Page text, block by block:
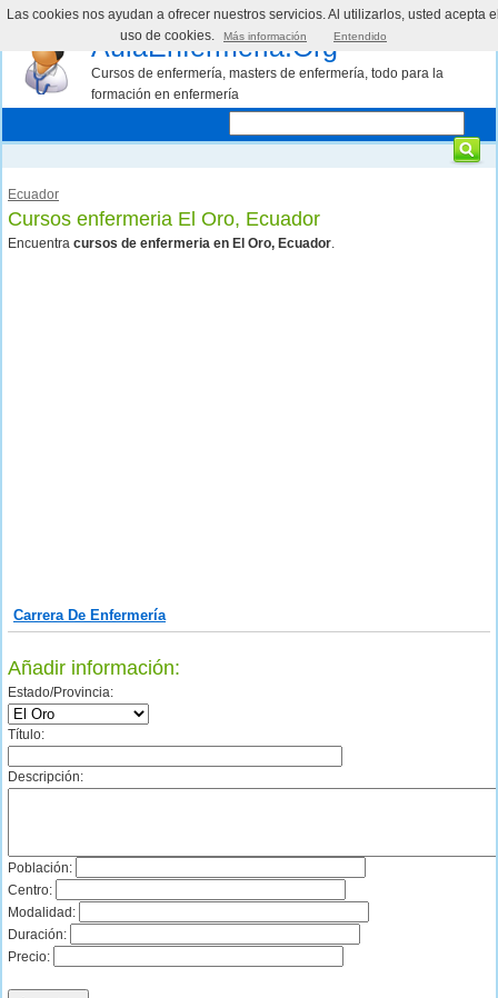
AulaEnfermeria.Org
Cursos de enfermería, masters de enfermería, todo para la
formación en enfermería
Ecuador
Cursos enfermeria El Oro, Ecuador
Encuentra cursos de enfermeria en El Oro, Ecuador.
Carrera De Enfermería
Añadir información:
Estado/Provincia:
Título:
Descripción:
Población:
Centro:
Modalidad:
Duración:
Precio:
Las cookies nos ayudan a ofrecer nuestros servicios. Al utilizarlos, usted acepta
uso de cookies.
Más información Entendido